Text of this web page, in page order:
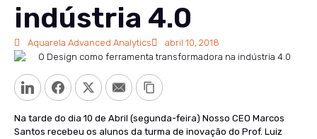
indústria 4.0
Aquarela Advanced Analytics abril 10, 2018
LinkedInFacebookTwitterEmail Copy Link
Na tarde do dia 10 de Abril (segunda-feira) Nosso CEO Marcos
Santos recebeu os alunos da turma de inovação do Prof. Luiz